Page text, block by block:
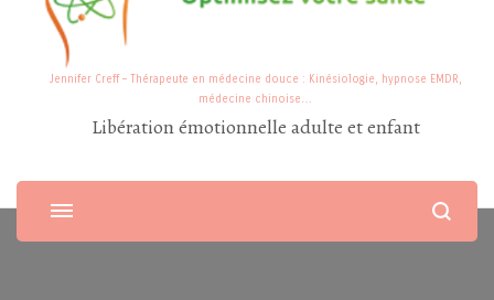
Jennifer Creff – Thérapeute en médecine douce : Kinésiologie, hypnose EMDR,
médecine chinoise…
Libération émotionnelle adulte et enfant